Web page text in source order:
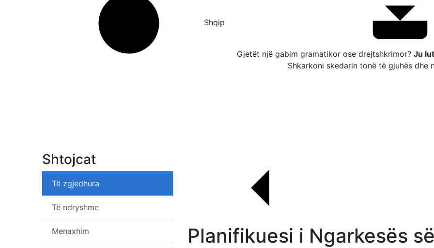
Shqip
Gjetët një gabim gramatikor ose drejtshkrimor? Ju
Shkarkoni skedarin tonë të gjuhës dhe
Shtojcat
Të zgjedhura
Të ndryshme
Menaxhim Planifikuesi i Ngarkesës